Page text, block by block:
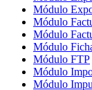
Módulo
Módulo
Módulo
Módulo
Módulo FTP
Módulo
Módulo